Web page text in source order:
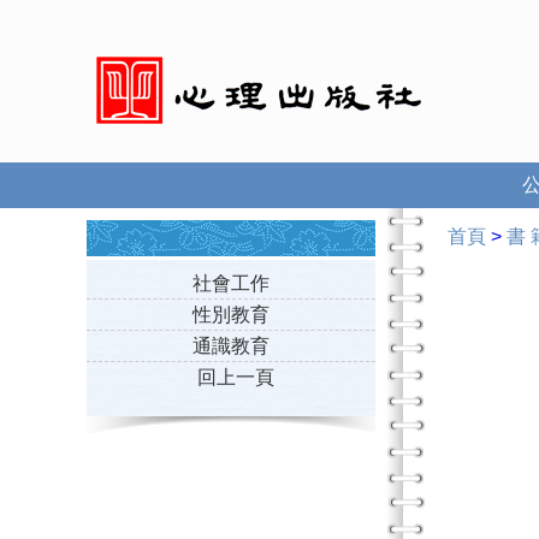
社會工作
性別教育
通識教育
回上一頁
首頁 > 書